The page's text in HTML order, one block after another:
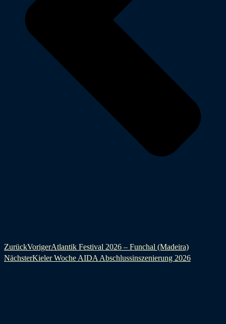
ZurückVorigerAtlantik Festival 2026 – Funchal (Madeira)
NächsterKieler Woche AIDA Abschlussinszenierung 2026